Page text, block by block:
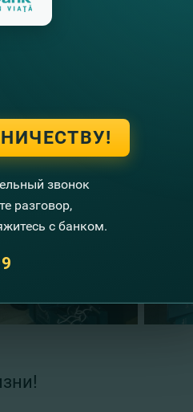
прозрачности и
звонок
разговор,
с банком.